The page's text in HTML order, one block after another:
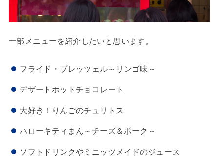
一部メニューを紹介したいと思います。
フライド・プレッツェル～リンゴ味～
デザートホットチョコレート
大好き！りんごのチュリトス
ハローキティまん～チーズ＆ポーク～
ソフトドリンクやミニッツメイドのジュース